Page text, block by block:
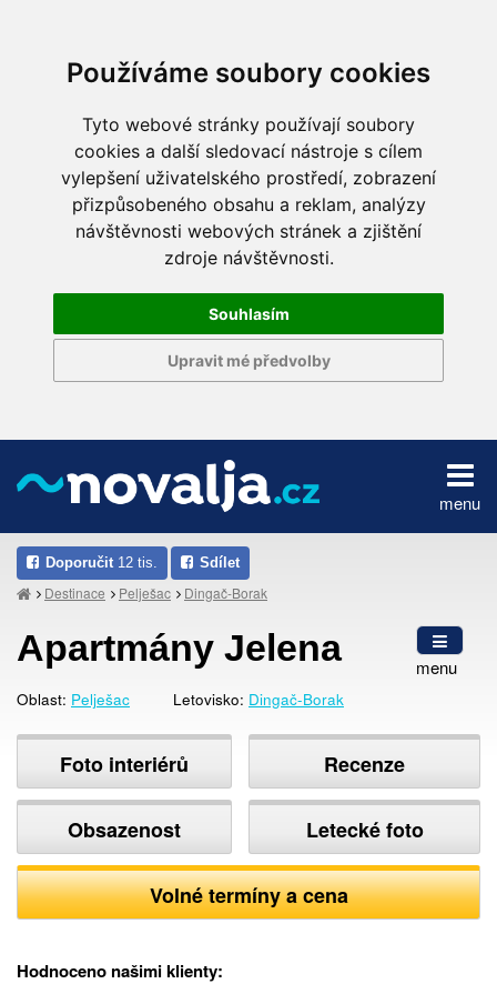
Používáme soubory cookies
Tyto webové stránky používají soubory
cookies a další sledovací nástroje s cílem
vylepšení uživatelského prostředí, zobrazení
přizpůsobeného obsahu a reklam, analýzy
návštěvnosti webových stránek a zjištění
zdroje návštěvnosti.
Souhlasím
Upravit mé předvolby
menu
Doporučit 12 tis. Sdílet
Destinace Pelješac Dingač-Borak
menu
Apartmány Jelena
Oblast: Pelješac Letovisko: Dingač-Borak
Foto interiérů
Obsazenost
Recenze
Letecké foto
Volné termíny a cena
Hodnoceno našimi klienty: